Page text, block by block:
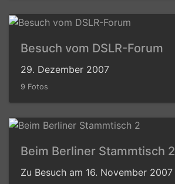
Besuch vom DSLR-Forum
29. Dezember 2007
9 Fotos
Beim Berliner Stammtisch 2
Zu Besuch am 16. November 2007